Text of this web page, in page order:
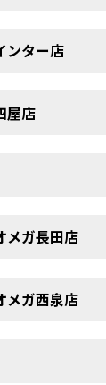
ンター店
屋店
メガ長田店
メガ西泉店